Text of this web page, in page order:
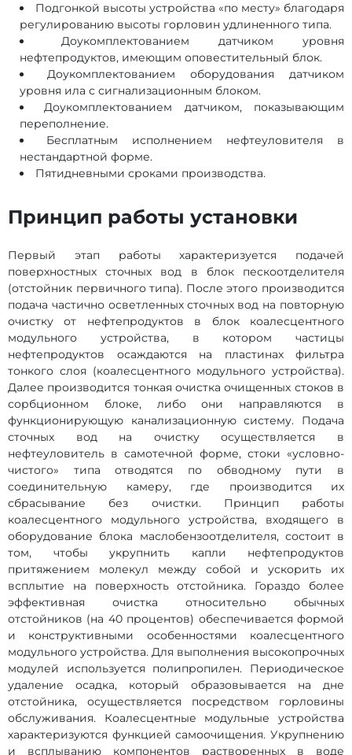
Подгонкой высоты устройства «по месту» благодаря
регулированию высоты горловин удлиненного типа.
Доукомплектованием датчиком уровня
нефтепродуктов, имеющим оповестительный блок.
Доукомплектованием оборудования датчиком
уровня ила с сигнализационным блоком.
Доукомплектованием датчиком, показывающим
переполнение.
Бесплатным исполнением нефтеуловителя в
нестандартной форме.
Пятидневными сроками производства.
Принцип работы установки
Первый этап работы характеризуется подачей
поверхностных сточных вод в блок пескоотделителя
(отстойник первичного типа). После этого производится
подача частично осветленных сточных вод на повторную
очистку от нефтепродуктов в блок коалесцентного
модульного устройства, в котором частицы
нефтепродуктов осаждаются на пластинах фильтра
тонкого слоя (коалесцентного модульного устройства).
Далее производится тонкая очистка очищенных стоков в
сорбционном блоке, либо они направляются в
функционирующую канализационную систему. Подача
сточных вод на очистку осуществляется в
нефтеуловитель в самотечной форме, стоки «условно-
чистого» типа отводятся по обводному пути в
соединительную камеру, где производится их
сбрасывание без очистки. Принцип работы
коалесцентного модульного устройства, входящего в
оборудование блока маслобензоотделителя, состоит в
том, чтобы укрупнить капли нефтепродуктов
притяжением молекул между собой и ускорить их
всплытие на поверхность отстойника. Гораздо более
эффективная очистка относительно обычных
отстойников (на 40 процентов) обеспечивается формой
и конструктивными особенностями коалесцентного
модульного устройства. Для выполнения высокопрочных
модулей используется полипропилен. Периодическое
удаление осадка, который образовывается на дне
отстойника, осуществляется посредством горловины
обслуживания. Коалесцентные модульные устройства
характеризуются функцией самоочищения. Укрупнению
и всплыванию компонентов растворенных в воде